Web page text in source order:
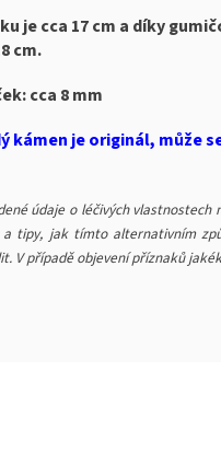
je cca 17 cm a díky
cm.
cca 8 mm
kámen je originál, může
údaje o léčivých
tipy, jak tímto alternativním
V případě objevení příznaků